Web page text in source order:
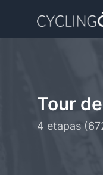
Tour
4 etapas